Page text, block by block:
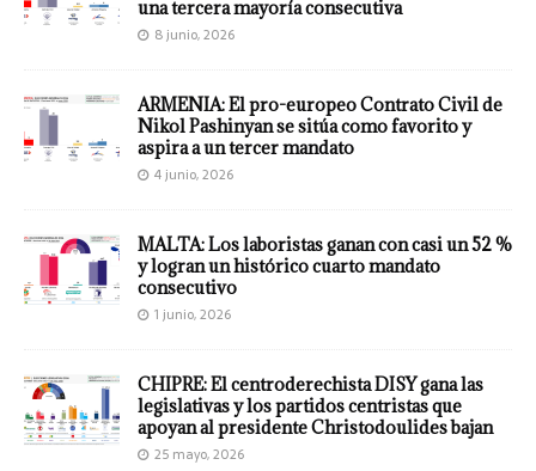
una tercera mayoría consecutiva
8 junio, 2026
ARMENIA: El pro-europeo Contrato Civil de
Nikol Pashinyan se sitúa como favorito y
aspira a un tercer mandato
4 junio, 2026
MALTA: Los laboristas ganan con casi un 52 %
y logran un histórico cuarto mandato
consecutivo
1 junio, 2026
CHIPRE: El centroderechista DISY gana las
legislativas y los partidos centristas que
apoyan al presidente Christodoulides bajan
25 mayo, 2026